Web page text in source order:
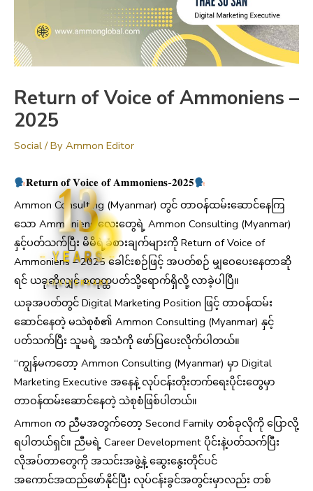
13
YEARS
ANNIVERSARY
Return of Voice of Ammoniens –
2025
Social/ By Ammon Editor
𝐑𝐞𝐭𝐮𝐫𝐧 𝐨𝐟 𝐕𝐨𝐢𝐜𝐞 𝐨𝐟 𝐀𝐦𝐦𝐨𝐧𝐢𝐞𝐧𝐬-𝟐𝟎𝟐𝟓
Ammon Consulting (Myanmar) တွင် တာဝန်ထမ်းဆောင်နေကြ
သော Ammoniens လေးတွေရဲ့ Ammon Consulting (Myanmar)
နှင့်ပတ်သက်ပြီး မိမိရဲ့ခံစားချက်များကို Return of Voice of
Ammoniens – 2025 ခေါင်းစဉ်ဖြင့် အပတ်စဉ် မျှဝေပေးနေတာဆို
ရင် ယခုဆိုလျှင် စတုတ္ထပတ်သို့ရောက်ရှိလို့ လာခဲ့ပါပြီ။
ယခုအပတ်တွင် Digital Marketing Position ဖြင့် တာဝန်ထမ်း
ဆောင်နေတဲ့ မသဲစုစံ၏ Ammon Consulting (Myanmar) နှင့်
ပတ်သက်ပြီး သူမရဲ့ အသံကို ဖော်ပြပေးလိုက်ပါတယ်။
“ကျွန်မကတော့ Ammon Consulting (Myanmar) မှာ Digital
Marketing Executive အနေနဲ့ လုပ်ငန်းတိုးတက်ရေးပိုင်းတွေမှာ
တာဝန်ထမ်းဆောင်နေတဲ့ သဲစုစံဖြစ်ပါတယ်။
Ammon က ညီမအတွက်တော့ Second Family တစ်ခုလိုကို ပြောလို့
ရပါတယ်ရှင်။ ညီမရဲ့ Career Development ပိုင်းနဲ့ပတ်သက်ပြီး
လိုအပ်တာတွေကို အသင်းအဖွဲ့နဲ့ ဆွေးနွေးတိုင်ပင်
အကောင်အထည်ဖော်နိုင်ပြီး လုပ်ငန်းခွင်အတွင်းမှာလည်း တစ်